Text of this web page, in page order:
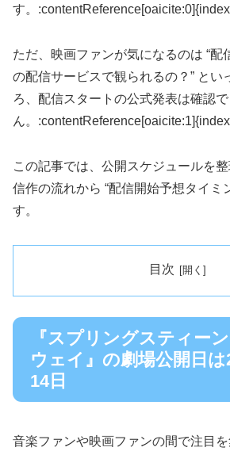
す。
ただ、映画ファンが気になるのは “配
の配信サービスで観られるの？” とい
ろ、配信スタートの公式発表は確認
ん。
この記事では、公開スケジュールを
信作の流れから “配信開始予想タイミ
す。
目次
『スプリングスティー
ウェイ』の劇場公開日は
14日
音楽ファンや映画ファンの間で注目